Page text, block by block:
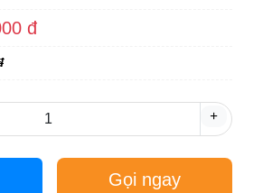
đ
+
Gọi ngay